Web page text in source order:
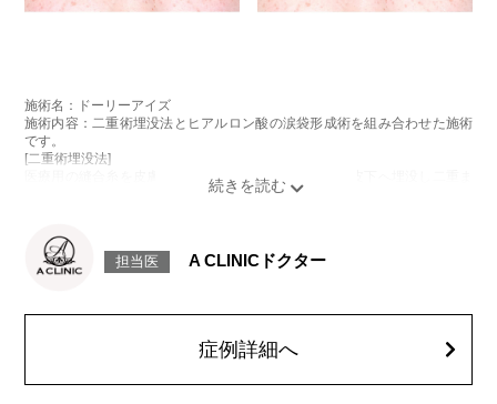
施術名：ドーリーアイズ
施術内容：二重術埋没法とヒアルロン酸の涙袋形成術を組み合わせた施術
です。
[二重術埋没法]
医療用の縫合糸を皮膚から瞼板に通し、結紮した糸を皮下へ埋没し二重ま
施術時間：約15～20分程
リスク、副作用：腫れ、内出血、疼痛、目がごろごろする違和感などが術
症、血管閉塞などが生じることがございます。注入箇所を強く刺激するよ
うなマッサージは1〜2週間ほどお控えください。
費用：モニター価格54,800円(税込)
担当医 A CLINICドクター
症例詳細へ